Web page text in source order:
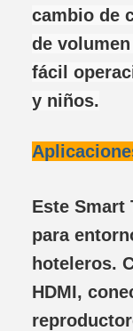
cambio de
de
fácil
y niños.
Este Smart
para
hoteleros.
HDMI,